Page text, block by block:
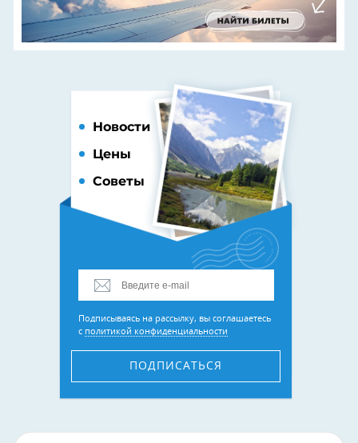
Новости
Цены
Советы
Подписываясь на рассылку, вы соглашаетесь
с политикой конфиденциальности
ПОДПИСАТЬСЯ